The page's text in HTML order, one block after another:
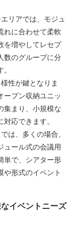
リアでは、モジュ
れに合わせて柔軟
を増やしてレセプ
数のグループに分
性が鍵となりま
ープン収納ユニッ
集まり、小規模な
応できます。
は、多くの場合、
ュール式の会議用
単で、シアター形
形式のイベント
イベントニーズ